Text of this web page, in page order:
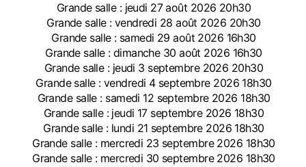
Grande salle : jeudi 27 août 2026 20h30
Grande salle : vendredi 28 août 2026 20h30
Grande salle : samedi 29 août 2026 16h30
Grande salle : dimanche 30 août 2026 16h30
Grande salle : jeudi 3 septembre 2026 20h30
Grande salle : vendredi 4 septembre 2026 18h30
Grande salle : samedi 12 septembre 2026 18h30
Grande salle : jeudi 17 septembre 2026 18h30
Grande salle : lundi 21 septembre 2026 18h30
Grande salle : mercredi 23 septembre 2026 18h30
Grande salle : mercredi 30 septembre 2026 18h30